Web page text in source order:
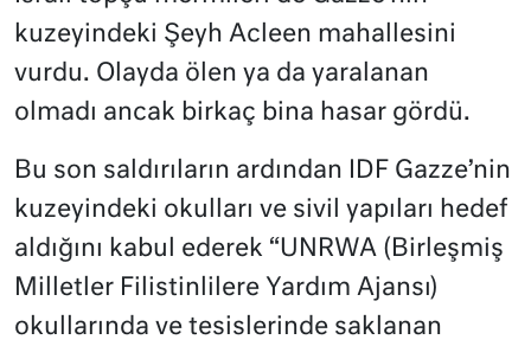
kuzeyindeki Şeyh Acleen mahallesini
vurdu. Olayda ölen ya da yaralanan
olmadı ancak birkaç bina hasar gördü.
Bu son saldırıların ardından IDF Gazze’nin
kuzeyindeki okulları ve sivil yapıları hedef
aldığını kabul ederek “UNRWA (Birleşmiş
Milletler Filistinlilere Yardım Ajansı)
okullarında ve tesislerinde saklanan